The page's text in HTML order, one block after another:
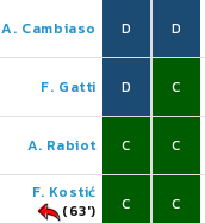
A. Cambiaso D
F. Gatti D
A. Rabiot C
F. Kostić
(63')
C
D
C
C
C